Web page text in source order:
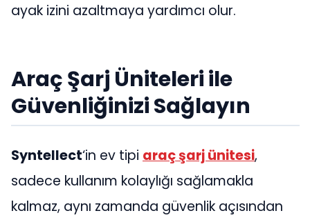
ayak izini azaltmaya yardımcı olur.
Araç Şarj Üniteleri ile
Güvenliğinizi Sağlayın
Syntellect‘in ev tipi araç şarj ünitesi,
sadece kullanım kolaylığı sağlamakla
kalmaz, aynı zamanda güvenlik açısından